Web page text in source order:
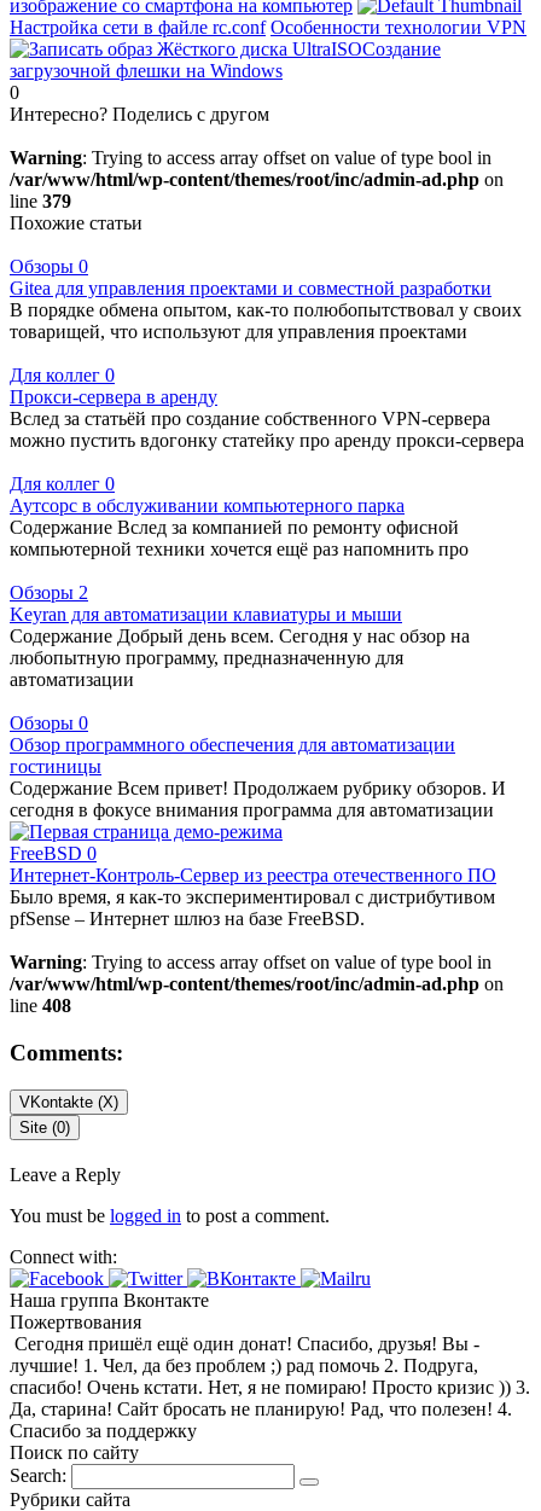
изображение со смартфона на компьютер
Настройка сети в файле rc.conf Особенности технологии VPN
Создание
загрузочной флешки на Windows
0
Интересно? Поделись с другом
Warning: Trying to access array offset on value of type bool in
/var/www/html/wp-content/themes/root/inc/admin-ad.php on
line 379
Похожие статьи
Обзоры 0
Gitea для управления проектами и совместной разработки
В порядке обмена опытом, как-то полюбопытствовал у своих
товарищей, что используют для управления проектами
Для коллег 0
Прокси-сервера в аренду
Вслед за статьёй про создание собственного VPN-сервера
можно пустить вдогонку статейку про аренду прокси-сервера
Для коллег 0
Аутсорс в обслуживании компьютерного парка
Содержание Вслед за компанией по ремонту офисной
компьютерной техники хочется ещё раз напомнить про
Обзоры 2
Keyran для автоматизации клавиатуры и мыши
Содержание Добрый день всем. Сегодня у нас обзор на
любопытную программу, предназначенную для
автоматизации
Обзоры 0
Обзор программного обеспечения для автоматизации
гостиницы
Содержание Всем привет! Продолжаем рубрику обзоров. И
сегодня в фокусе внимания программа для автоматизации
FreeBSD 0
Интернет-Контроль-Сервер из реестра отечественного ПО
Было время, я как-то экспериментировал с дистрибутивом
pfSense – Интернет шлюз на базе FreeBSD.
Warning: Trying to access array offset on value of type bool in
/var/www/html/wp-content/themes/root/inc/admin-ad.php on
line 408
Comments:
VKontakte (X)
Site (0)
Leave a Reply
You must be logged in to post a comment.
Connect with:
Наша группа Вконтакте
Пожертвования
Сегодня пришёл ещё один донат! Спасибо, друзья! Вы -
лучшие! 1. Чел, да без проблем ;) рад помочь 2. Подруга,
спасибо! Очень кстати. Нет, я не помираю! Просто кризис )) 3.
Да, старина! Сайт бросать не планирую! Рад, что полезен! 4.
Спасибо за поддержку
Поиск по сайту
Search:
Рубрики сайта